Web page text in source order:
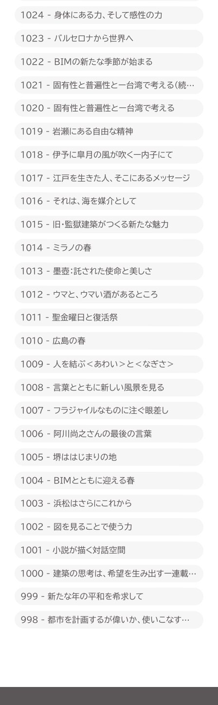
1024 - 身体にある力、そして感性の力
1023 - バルセロナから世界へ
1022 - BIMの新たな季節が始まる
1021 - 固有性と普遍性とー台湾で考える（続
1020 - 固有性と普遍性とー台湾で考える
1019 - 岩瀬にある自由な精神
1018 - 伊予に皐月の風が吹くー内子にて
1017 - 江戸を生きた人、そこにあるメッセージ
1016 - それは、海を媒介として
1015 - 旧・監獄建築がつくる新たな魅力
1014 - ミラノの春
1013 - 墨壺：託された使命と美しさ
1012 - ウマと、ウマい酒があるところ
1011 - 聖金曜日と復活祭
1010 - 広島の春
1009 - 人を結ぶ＜あわい＞と＜なぎさ＞
1008 - 言葉とともに新しい風景を見る
1007 - フラジャイルなものに注ぐ眼差し
1006 - 阿川尚之さんの最後の言葉
1005 - 堺ははじまりの地
1004 - BIMとともに迎える春
1003 - 浜松はさらにこれから
1002 - 図を見ることで使う力
1001 - 小説が描く対話空間
1000 - 建築の思考は、希望を生み出すー連載
999 - 新たな年の平和を希求して
998 - 都市を計画するが偉いか、使いこなすが